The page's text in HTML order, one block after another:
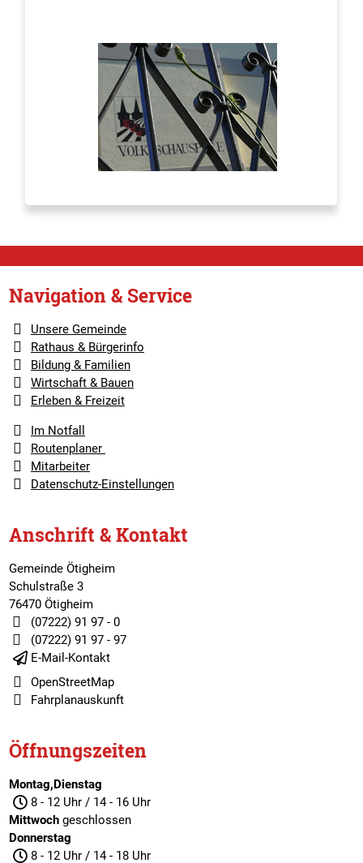
Navigation & Service
Unsere Gemeinde
Rathaus & Bürgerinfo
Bildung & Familien
Wirtschaft & Bauen
Erleben & Freizeit
Im Notfall
Routenplaner
Mitarbeiter
Datenschutz-Einstellungen
Anschrift & Kontakt
Gemeinde Ötigheim
Schulstraße 3
76470 Ötigheim
(07222) 91 97 - 0
(07222) 91 97 - 97
E-Mail-Kontakt
OpenStreetMap
Fahrplanauskunft
Öffnungszeiten
Montag,Dienstag
8 - 12 Uhr / 14 - 16 Uhr
Mittwochgeschlossen
Donnerstag
8 - 12 Uhr / 14 - 18 Uhr